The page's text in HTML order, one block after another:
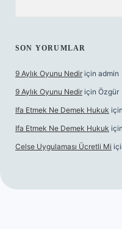
SON YORUMLAR
9 Aylık Oyunu Nedir için admin
9 Aylık Oyunu Nedir için Özgür
Ifa Etmek Ne Demek Hukuk için
Ifa Etmek Ne Demek Hukuk için
Celse Uygulaması Ücretli Mi